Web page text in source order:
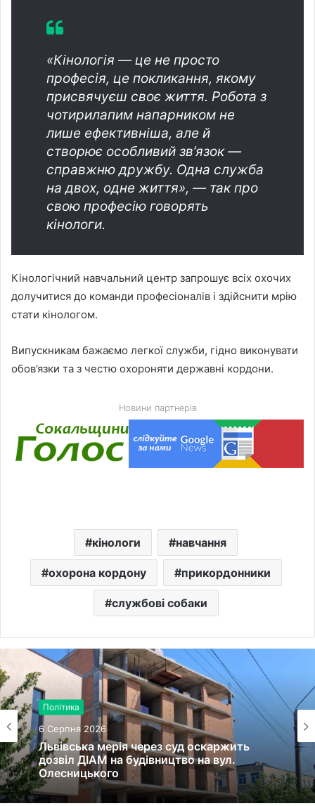
«Кінологія — це не просто
професія, це покликання, якому
присвячуєш своє життя. Робота з
чотирилапим напарником не
лише ефективніша, але й
створює особливий зв’язок —
справжню дружбу. Одна служба
на двох, одне життя», — так про
свою професію говорять
кінологи.
Кінологічний навчальний центр запрошує всіх охочих
долучитися до команди професіоналів і здійснити мрію
стати кінологом.
Випускникам бажаємо легкої служби, гідно виконувати
обов’язки та з честю охороняти державні кордони.
Новини партнерів
кінологи навчання
охорона кордону прикордонники
службові собаки
Політика
6 Серпня 2026
Львівська мерія через суд оскаржить
дозвіл ДІАМ на будівництво на вул.
Олесницького